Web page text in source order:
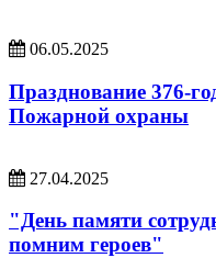
06.05.2025
Празднование 376-
Пожарной охраны
27.04.2025
"День памяти
помним героев"